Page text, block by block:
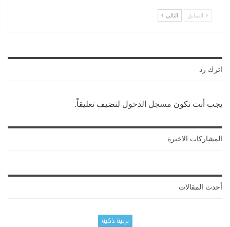
السابق التالي
اترك رد
يجب أنت تكون مسجل الدخول لتضيف تعليقاً.
المشاركات الاخيرة
أحدث المقالات
تربية ذكية